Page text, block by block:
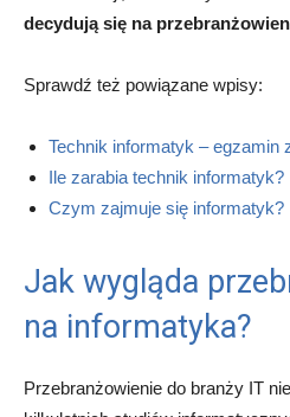
decydują się na
Sprawdź też powiązane wpisy:
Technik informatyk – egzamin
Ile zarabia technik informatyk?
Czym zajmuje się informatyk?
Jak wygląda
na informatyka?
Przebranżowienie do branży IT